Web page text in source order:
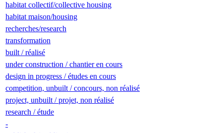
habitat collectif/collective housing
habitat maison/housing
recherches/research
transformation
built / réalisé
under construction / chantier en cours
design in progress / études en cours
competition, unbuilt / concours, non réalisé
project, unbuilt / projet, non réalisé
research / étude
-